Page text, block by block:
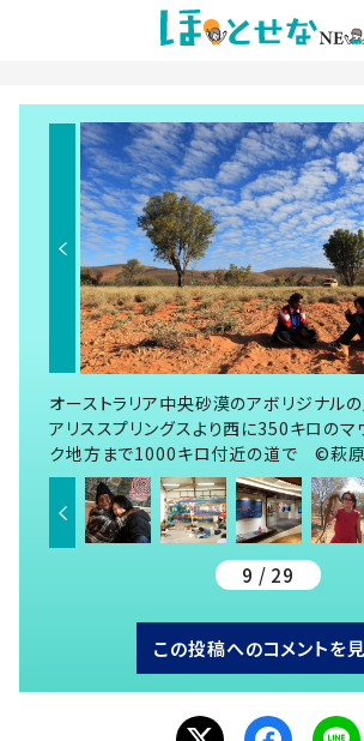
オーストラリア中央砂漠のアボリジナル
アリススプリングスより西に350キロのマ
ク地方まで1000キロ付近の道で ©️萩
9 / 29
この投稿へのコメントを